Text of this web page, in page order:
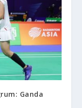
Ganda